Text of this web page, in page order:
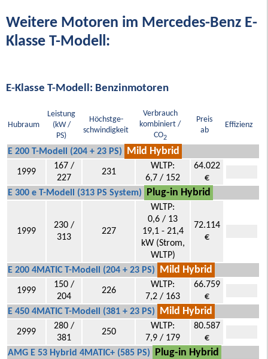
Weitere Motoren im Mercedes-Benz E-
Klasse T-Modell:
E-Klasse T-Modell: Benzinmotoren
Hubraum
Leistung
(kW /
PS)
Höchstge-
schwindigkeit
Verbrauch
kombiniert /
CO2
Preis
ab
Effizienz
E 200 T-Modell (204 + 23 PS) Mild Hybrid
1999
167 /
227
231
WLTP:
6,7 / 152
64.022
€
E 300 e T-Modell (313 PS System)
Plug-in Hybrid
1999
230 /
313
227
WLTP:
0,6 / 13
19,1 - 21,4
kW (Strom,
WLTP)
72.114
€
E 200 4MATIC T-Modell (204 + 23 PS) Mild Hybrid
1999
150 /
204
226
WLTP:
7,2 / 163
66.759
€
E 450 4MATIC T-Modell (381 + 23 PS)
Mild Hybrid
2999
280 /
381
250
WLTP:
7,9 / 179
80.587
€
AMG E 53 Hybrid 4MATIC+ (585 PS)
Plug-in Hybrid